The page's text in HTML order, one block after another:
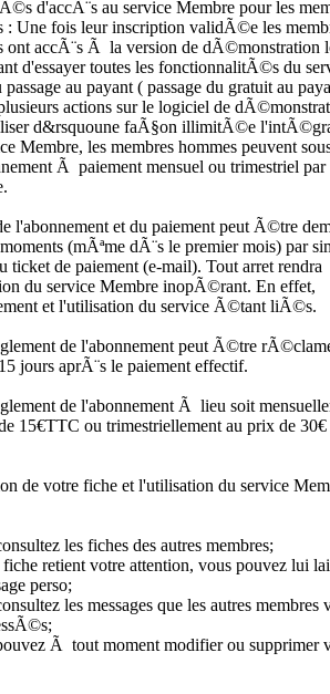
d'accÃ¨s au service Membre pour les
: Une fois leur inscription validÃ©e les
ont accÃ¨s Ã la version de dÃ©monstration
d'essayer toutes les fonctionnalitÃ©s du
passage au payant ( passage du gratuit au
actions sur le logiciel de
d&rsquoune faÃ§on illimitÃ©e
Membre, les membres hommes peuvent
Ã paiement mensuel ou trimestriel par
l'abonnement et du paiement peut Ã©tre
(mÃªme dÃ¨s le premier mois) par
ticket de paiement (e-mail). Tout arret rendra
du service Membre inopÃ©rant. En effet,
et l'utilisation du service Ã©tant liÃ©s.
de l'abonnement peut Ã©tre
jours aprÃ¨s le paiement effectif.
de l'abonnement Ã lieu soit
15€TTC ou trimestriellement au prix de
de votre fiche et l'utilisation du service
les fiches des autres membres;
retient votre attention, vous pouvez lui
perso;
les messages que les autres membres
Ã tout moment modifier ou supprimer